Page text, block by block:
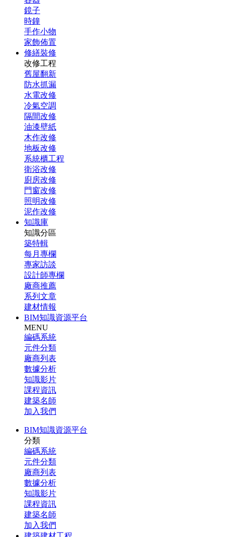
鏡子
時鐘
手作小物
家飾佈置
修繕裝修
改修工程
舊屋翻新
防水抓漏
水電改修
冷氣空調
隔間改修
油漆壁紙
木作改修
地板改修
系統櫃工程
衛浴改修
廚房改修
門窗改修
照明改修
泥作改修
知識庫
知識分區
築特輯
每月專欄
專家訪談
設計師專欄
廠商推薦
系列文章
建材情報
BIM知識資源平台
MENU
編碼系統
元件分類
廠商列表
數據分析
知識影片
課程資訊
建築名師
加入我們
BIM知識資源平台
分類
編碼系統
元件分類
廠商列表
數據分析
知識影片
課程資訊
建築名師
加入我們